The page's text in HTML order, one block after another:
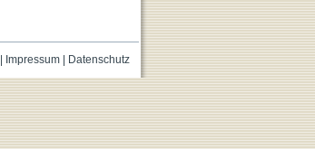
Impressum| Datenschutz